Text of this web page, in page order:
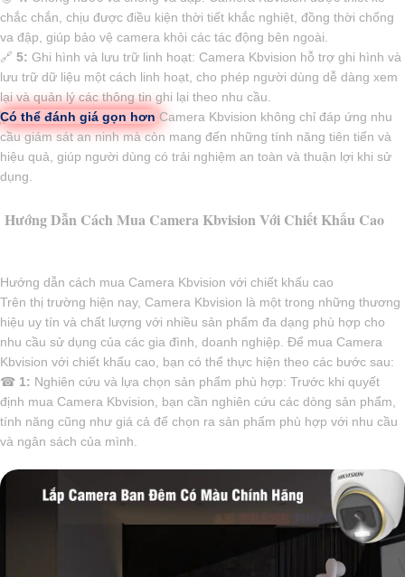
chắc chắn, chịu được điều kiện thời tiết khắc nghiệt, đồng thời chống
va đập, giúp bảo vệ camera khỏi các tác động bên ngoài.
🔗 5: Ghi hình và lưu trữ linh hoạt: Camera Kbvision hỗ trợ ghi hình và
lưu trữ dữ liệu một cách linh hoạt, cho phép người dùng dễ dàng xem
lại và quản lý các thông tin ghi lại theo nhu cầu.
Có thể đánh giá gọn hơn Camera Kbvision không chỉ đáp ứng nhu
cầu giám sát an ninh mà còn mang đến những tính năng tiên tiến và
hiệu quả, giúp người dùng có trải nghiệm an toàn và thuận lợi khi sử
dụng.
Hướng Dẫn Cách Mua Camera Kbvision Với Chiết Khấu Cao
Hướng dẫn cách mua Camera Kbvision với chiết khấu cao
Trên thị trường hiện nay, Camera Kbvision là một trong những thương
hiệu uy tín và chất lượng với nhiều sản phẩm đa dạng phù hợp cho
nhu cầu sử dụng của các gia đình, doanh nghiệp. Để mua Camera
Kbvision với chiết khấu cao, bạn có thể thực hiện theo các bước sau:
☎ 1: Nghiên cứu và lựa chọn sản phẩm phù hợp: Trước khi quyết
định mua Camera Kbvision, bạn cần nghiên cứu các dòng sản phẩm,
tính năng cũng như giá cả để chọn ra sản phẩm phù hợp với nhu cầu
và ngân sách của mình.